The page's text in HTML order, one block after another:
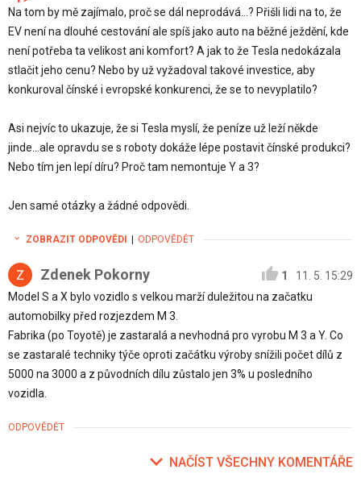
Na tom by mě zajímalo, proč se dál neprodává...? Přišli lidi na to, že
EV není na dlouhé cestování ale spíš jako auto na běžné ježdění, kde
není potřeba ta velikost ani komfort? A jak to že Tesla nedokázala
stlačit jeho cenu? Nebo by už vyžadoval takové investice, aby
konkuroval čínské i evropské konkurenci, že se to nevyplatilo?
Asi nejvíc to ukazuje, že si Tesla myslí, že peníze už leží někde
jinde...ale opravdu se s roboty dokáže lépe postavit čínské produkci?
Nebo tím jen lepí díru? Proč tam nemontuje Y a 3?
Jen samé otázky a žádné odpovědi.
ZOBRAZIT ODPOVĚDI ODPOVĚDĚT
Zdenek Pokorny 1
11. 5. 15:29
Model S a X bylo vozidlo s velkou marží duležitou na začatku
automobilky před rozjezdem M 3.
Fabrika (po Toyotě) je zastaralá a nevhodná pro vyrobu M 3 a Y. Co
se zastaralé techniky týče oproti začátku výroby snížili počet dílů z
5000 na 3000 a z původních dílu zůstalo jen 3% u posledního
vozidla.
ODPOVĚDĚT
NAČÍST VŠECHNY KOMENTÁŘE